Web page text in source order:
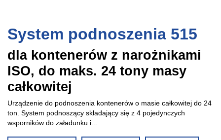
System podnoszenia 515
dla kontenerów z narożnikami
ISO, do maks. 24 tony masy
całkowitej
Urządzenie do podnoszenia kontenerów o masie całkowitej do 24
ton. System podnoszący składający się z 4 pojedynczych
wsporników do załadunku i...